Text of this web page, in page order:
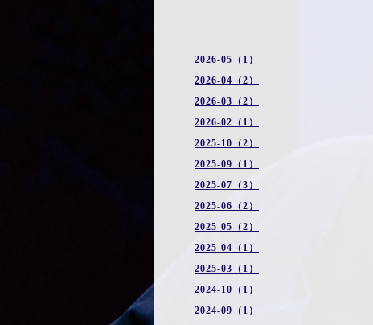
2026-05（1）
2026-04（2）
2026-03（2）
2026-02（1）
2025-10（2）
2025-09（1）
2025-07（3）
2025-06（2）
2025-05（2）
2025-04（1）
2025-03（1）
2024-10（1）
2024-09（1）